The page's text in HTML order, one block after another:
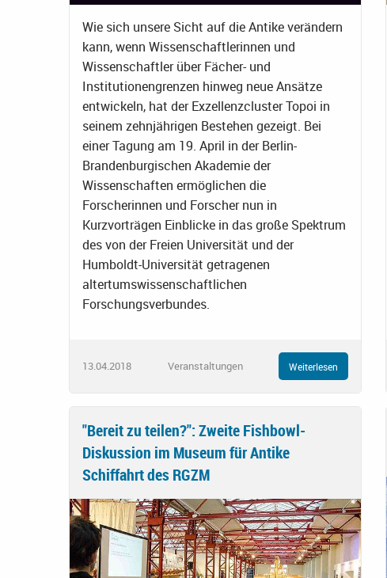
Wie sich unsere Sicht auf die Antike verändern
kann, wenn Wissenschaftlerinnen und
Wissenschaftler über Fächer- und
Institutionengrenzen hinweg neue Ansätze
entwickeln, hat der Exzellenzcluster Topoi in
seinem zehnjährigen Bestehen gezeigt. Bei
einer Tagung am 19. April in der Berlin-
Brandenburgischen Akademie der
Wissenschaften ermöglichen die
Forscherinnen und Forscher nun in
Kurzvorträgen Einblicke in das große Spektrum
des von der Freien Universität und der
Humboldt-Universität getragenen
altertumswissenschaftlichen
Forschungsverbundes.
13.04.2018 Veranstaltungen Weiterlesen
"Bereit zu teilen?": Zweite Fishbowl-
Diskussion im Museum für Antike
Schiffahrt des RGZM